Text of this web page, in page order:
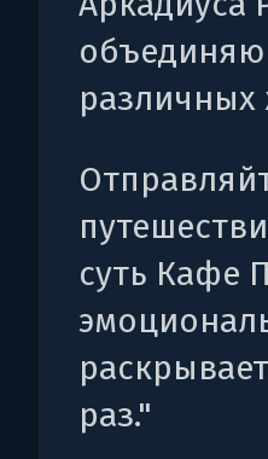
различных
суть Кафе
раз."